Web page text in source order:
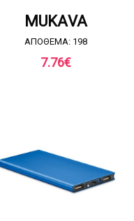
MUKAVA
ΑΠΟΘΕΜΑ: 198
7.76€